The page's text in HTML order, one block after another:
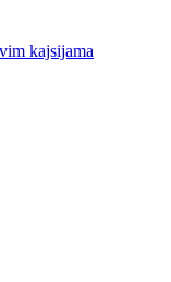
kajsijama